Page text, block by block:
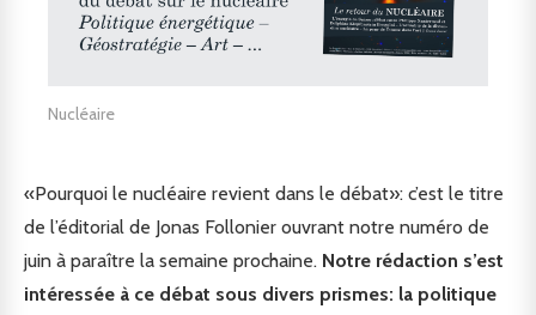
Nucléaire
«Pourquoi le nucléaire revient dans le débat»: c’est le titre
de l’éditorial de Jonas Follonier ouvrant notre numéro de
juin à paraître la semaine prochaine. Notre rédaction s’est
intéressée à ce débat sous divers prismes: la politique